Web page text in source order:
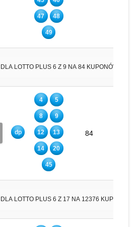
47 48
49
LOTTO PLUS 6 Z 9 NA 84 KUPONÓW
dp
4 5
8 9
12 13
14 20
45
84
LOTTO PLUS 6 Z 17 NA 12376 KUPONÓW